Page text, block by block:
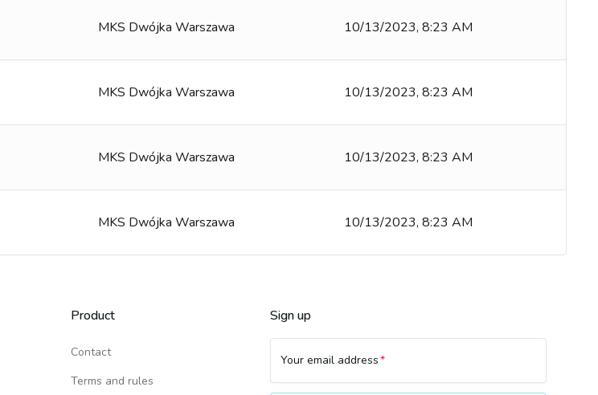
MKS Dwójka Warszawa 10/13/2023, 8:23 AM
MKS Dwójka Warszawa 10/13/2023, 8:23 AM
MKS Dwójka Warszawa 10/13/2023, 8:23 AM
MKS Dwójka Warszawa 10/13/2023, 8:23 AM
Product
Contact
Terms and rules
Sign up
Your email address